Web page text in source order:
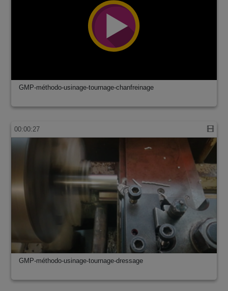
GMP-méthodo-usinage-tournage-chanfreinage
00:00:27
GMP-méthodo-usinage-tournage-dressage